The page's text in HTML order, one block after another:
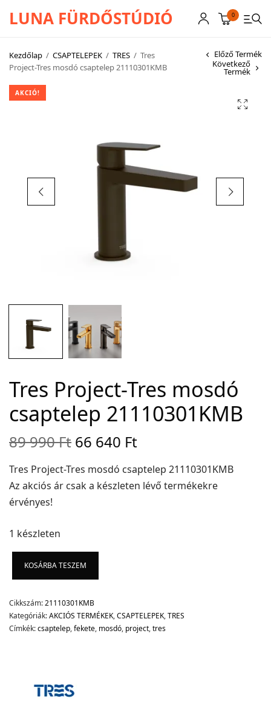
LUNA FÜRDŐSTÚDIÓ 0
Kezdőlap / CSAPTELEPEK / TRES / Tres
Project-Tres mosdó csaptelep 21110301KMB
Előző Termék
Következő
Termék
AKCIÓ!
Tres Project-Tres mosdó
csaptelep 21110301KMB
89 990Ft Original
was: 89
990 Ft.
66 640 FtCurrent
66
640 Ft.
Tres Project-Tres mosdó csaptelep 21110301KMB
Az akciós ár csak a készleten lévő termékekre
érvényes!
1 készleten
KOSÁRBA TESZEM
Cikkszám:21110301KMB
Kategóriák:AKCIÓS TERMÉKEK,CSAPTELEPEK,TRES
Címkék:csaptelep,fekete, mosdó, project,tres
KABINOK – TÁLCÁK
TOVÁBBI TERMÉKEK
BEMUTATÓTERMÜNK KÉPEKBEN
AKCIÓS TERMÉKEK
Garancia érvényesítése
Általános Szerződési Feltételek
Szállítási információk
Copyright © 2021 Premium WordPress Themes . All rights reserved.